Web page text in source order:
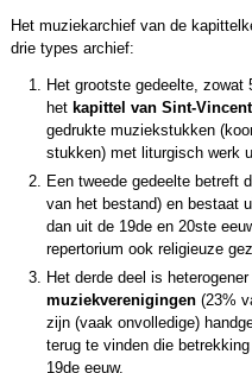
Het muziekarchief van de
drie types archief:
Het grootste gedeelte,
het kapittel van Sint-
gedrukte muziekstukken
stukken) met liturgisch werk
Een tweede gedeelte betreft
van het bestand) en bestaat
dan uit de 19de en 20ste
repertorium ook religieuze
Het derde deel is
muziekverenigingen(23%
zijn (vaak onvolledige)
terug te vinden die
19de eeuw.